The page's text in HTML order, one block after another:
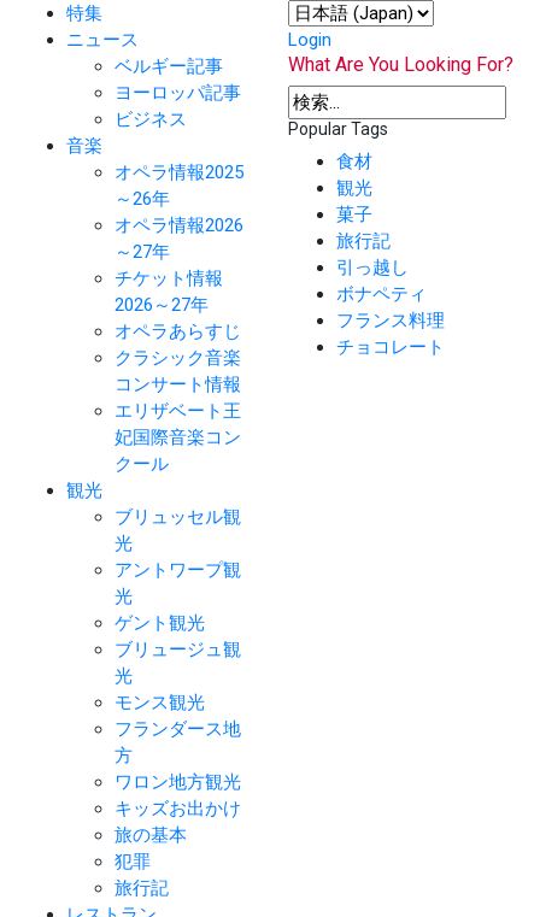
特集
ニュース
ベルギー記事
ヨーロッパ記事
ビジネス
音楽
オペラ情報2025
～26年
オペラ情報2026
～27年
チケット情報
2026～27年
オペラあらすじ
クラシック音楽
コンサート情報
エリザベート王
妃国際音楽コン
クール
観光
ブリュッセル観
光
アントワープ観
光
ゲント観光
ブリュージュ観
光
モンス観光
フランダース地
方
ワロン地方観光
キッズお出かけ
旅の基本
犯罪
旅行記
Login
What Are You Looking For?
Popular Tags
食材
観光
菓子
旅行記
引っ越し
ボナペティ
フランス料理
チョコレート